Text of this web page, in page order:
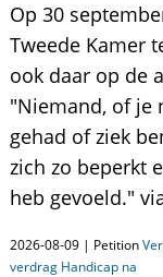
Op 30
Tweede Kamer
ook daar op de
"Niemand, of je
gehad of ziek
zich zo beperkt
heb gevoeld."
2026-08-09 | Petition
verdrag Handicap na